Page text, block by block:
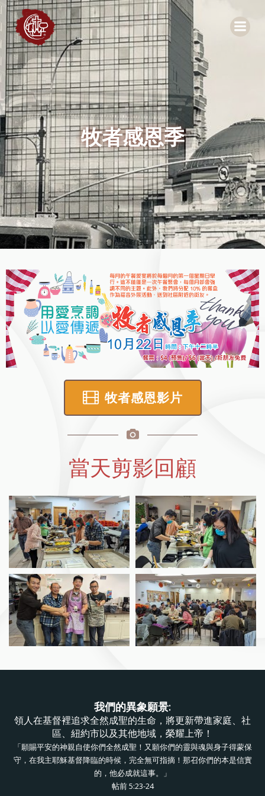
Skip
to
content
牧者感恩季
牧者感恩影片
當天剪影回顧
我們的異象願景:
領人在基督裡追求全然成聖的生命，將更新帶進家庭、社
區、紐約市以及其他地域，榮耀上帝！
「願賜平安的神親自使你們全然成聖！又願你們的靈與魂與身子得蒙保
守，在我主耶穌基督降臨的時候，完全無可指摘！那召你們的本是信實
的，他必成就這事。」
帖前 5:23-24